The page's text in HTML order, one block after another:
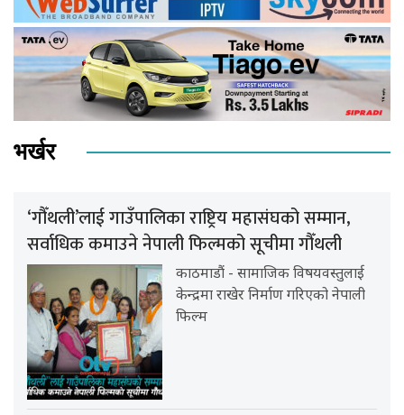
भर्खर
‘गौँथली’लाई गाउँपालिका राष्ट्रिय महासंघको सम्मान,
सर्वाधिक कमाउने नेपाली फिल्मको सूचीमा गौँथली
काठमाडौं - सामाजिक विषयवस्तुलाई
केन्द्रमा राखेर निर्माण गरिएको नेपाली
फिल्म